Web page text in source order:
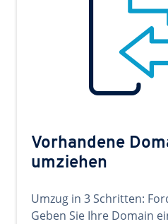
Vorhandene
umziehen
Umzug in 3 Schritten:
Geben Sie Ihre Domain